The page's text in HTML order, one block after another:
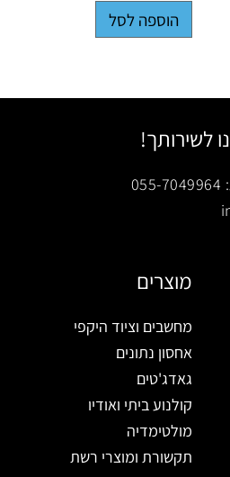
הוספה לסל
לשירותך!
מוצרים
מחשבים וציוד היקפי
אחסון נתונים
גאדג'טים
קולנוע ביתי ואודיו
מולטימדיה
תקשורת ומוצרי רשת